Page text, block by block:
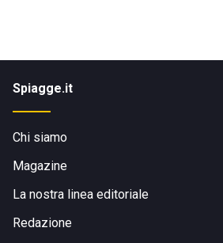
Spiagge.it
Chi siamo
Magazine
La nostra linea editoriale
Redazione